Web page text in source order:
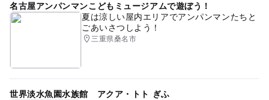
名古屋アンパンマンこどもミュージアムで遊ぼう！
夏は涼しい屋内エリアでアンパンマンたちと
ごあいさつしよう！
三重県桑名市
世界淡水魚園水族館 アクア・トト ぎふ